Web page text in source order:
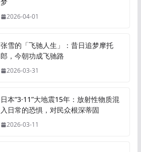
梦
2026-04-01
张雪的「飞驰人生」：昔日追梦摩托
郎，今朝功成飞驰路
2026-03-31
日本“3·11”大地震15年：放射性物质混
入日常的恐惧，对民众根深蒂固
2026-03-11